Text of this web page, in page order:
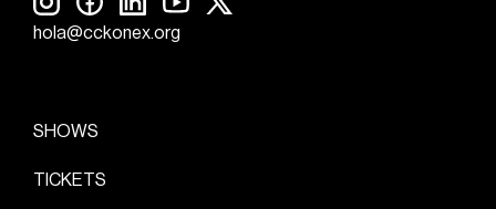
hola@cckonex.org
SHOWS
TICKETS